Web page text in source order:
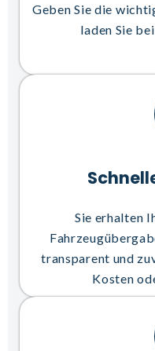
Geben Sie die
laden Sie
Sie erhalten
transparent und
Kosten